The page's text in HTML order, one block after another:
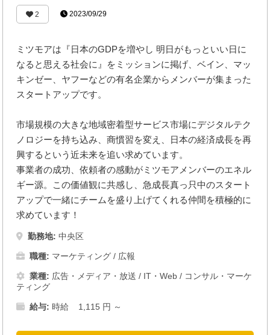
2 2023/09/29
ミツモアは『日本のGDPを増やし 明日がもっといい日に
なると思える社会に』をミッションに掲げ、ベイン、マッ
キンゼー、ヤフーなどの有名企業からメンバーが集まった
スタートアップです。
市場規模の大きな地域密着型サービス市場にデジタルテク
ノロジーを持ち込み、商慣習を変え、日本の経済成長を再
興するという近未来を追い求めています。
事業者の成功、依頼者の感動がミツモアメンバーのエネル
ギー源。この価値観に共感し、急成長真っ只中のスタート
アップで一緒にチームを盛り上げてくれる仲間を積極的に
求めています！
勤務地: 中央区
職種: マーケティング / 広報
業種: 広告・メディア・放送 / IT・Web / コンサル・マーケ
ティング
給与: 時給 1,115 円 ～